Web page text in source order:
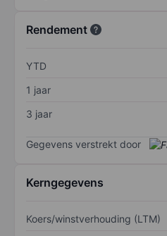
Rendement
YTD
1 jaar
3 jaar
Gegevens verstrekt door
Kerngegevens
Koers/winstverhouding (LTM)